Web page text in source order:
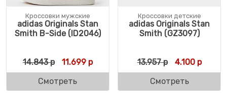
Кроссовки мужские
adidas Originals Stan
Smith B-Side (ID2046)
14.843р Первоначальная цена составляла 14.843
11.699рТекущая цена: 11.699 р.
Смотреть
Кроссовки детские
adidas Originals Stan
Smith (GZ3097)
13.957р 4.100р
Смотреть